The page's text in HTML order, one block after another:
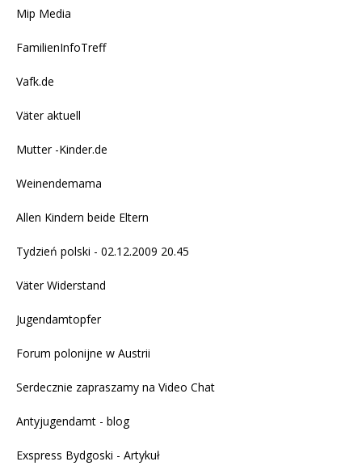
Mip Media
FamilienInfoTreff
Vafk.de
Väter aktuell
Mutter -Kinder.de
Weinendemama
Allen Kindern beide Eltern
Tydzień polski - 02.12.2009 20.45
Väter Widerstand
Jugendamtopfer
Forum polonijne w Austrii
Serdecznie zapraszamy na Video Chat
Antyjugendamt - blog
Exspress Bydgoski - Artykuł